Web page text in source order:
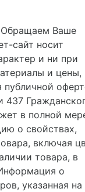
Обращаем Ваше
сайт носит
и ни при
и цены,
публичной
437
в полной
о свойствах,
включая
товара, в
о
указанная на